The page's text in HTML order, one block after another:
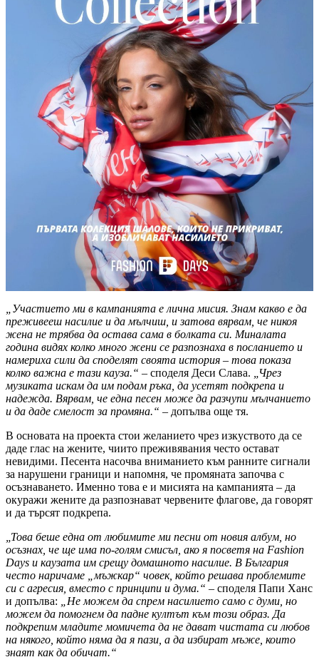
„Участието ми в кампанията е лична мисия. Знам какво е да
преживееш насилие и да мълчиш, и затова вярвам, че никоя
жена не трябва да остава сама в болката си. Миналата
година видях колко много жени се разпознаха в посланието и
намериха сили да споделят своята история – това показа
колко важна е тази кауза.“ – споделя Деси Слава.
„Чрез
музиката искам да им подам ръка, да усетят подкрепа и
надежда. Вярвам, че една песен може да разчупи мълчанието
и да даде смелост за промяна.“ – допълва още тя.
В основата на проекта стои желанието чрез изкуството да се
даде глас на жените, чиито преживявания често остават
невидими. Песента насочва вниманието към ранните сигнали
за нарушени граници и напомня, че промяната започва с
осъзнаването. Именно това е и мисията на кампанията – да
окуражи жените да разпознават червените флагове, да говорят
и да търсят подкрепа.
„Това беше една от любимите ми песни от новия албум, но
осъзнах, че ще има по-голям смисъл, ако я посветя на Fashion
Days и каузата им срещу домашното насилие. В България
често наричаме „мъжкар“ човек, който решава проблемите
си с агресия, вместо с принципи и дума.“ – споделя Папи Ханс
и допълва:
„Не можем да спрем насилието само с думи, но
можем да помогнем да падне култът към този образ. Да
подкрепим младите момичета да не дават чистата си любов
на някого, който няма да я пази, а да избират мъже, които
знаят как да обичат.“